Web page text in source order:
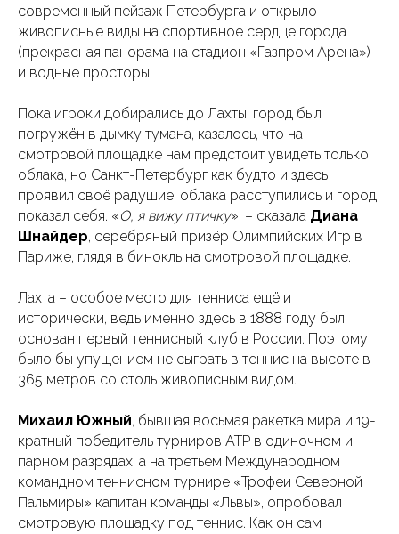
современный пейзаж Петербурга и открыло
живописные виды на спортивное сердце города
(прекрасная панорама на стадион «Газпром Арена»)
и водные просторы.
Пока игроки добирались до Лахты, город был
погружён в дымку тумана, казалось, что на
смотровой площадке нам предстоит увидеть только
облака, но Санкт-Петербург как будто и здесь
проявил своё радушие, облака расступились и город
показал себя. «О, я вижу птичку», – сказала Диана
Шнайдер, серебряный призёр Олимпийских Игр в
Париже, глядя в бинокль на смотровой площадке.
Лахта – особое место для тенниса ещё и
исторически, ведь именно здесь в 1888 году был
основан первый теннисный клуб в России. Поэтому
было бы упущением не сыграть в теннис на высоте в
365 метров со столь живописным видом.
Михаил Южный, бывшая восьмая ракетка мира и 19-
кратный победитель турниров ATP в одиночном и
парном разрядах, а на третьем Международном
командном теннисном турнире «Трофеи Северной
Пальмиры» капитан команды «Львы», опробовал
смотровую площадку под теннис. Как он сам